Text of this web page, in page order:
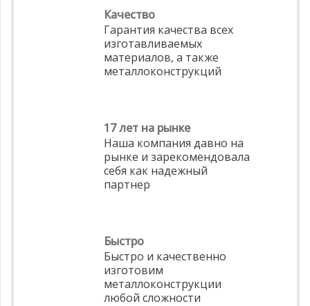
Качество
Гарантия качества всех
изготавливаемых
материалов, а также
металлоконструкций
17 лет на рынке
Наша компания давно на
рынке и зарекомендовала
себя как надежный
партнер
Быстро
Быстро и качественно
изготовим
металлоконструкции
любой сложности